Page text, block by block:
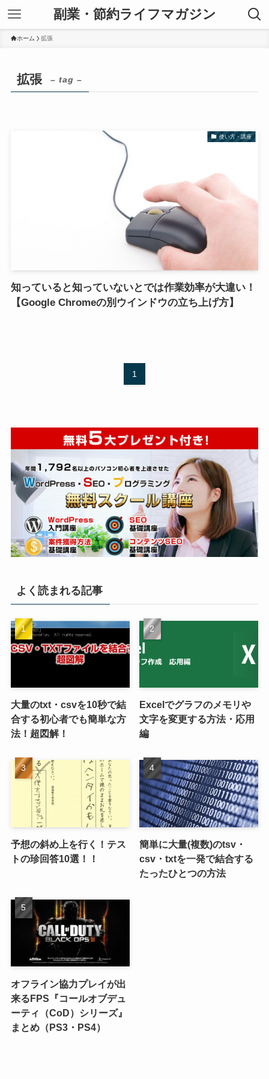
副業・節約ライフマガジン
ホーム 拡張
拡張 – tag –
使い方・講座
知っていると知っていないとでは作業効率が大違い！
【Google Chromeの別ウインドウの立ち上げ方】
1
よく読まれる記事
大量のtxt・csvを10秒で結
合する初心者でも簡単な方
法！超図解！
Excelでグラフのメモリや
文字を変更する方法・応用
編
予想の斜め上を行く！テス
トの珍回答10選！！
簡単に大量(複数)のtsv・
csv・txtを一発で結合する
たったひとつの方法
オフライン協力プレイが出
来るFPS『コールオブデュ
ーティ（CoD）シリーズ』
まとめ（PS3・PS4）